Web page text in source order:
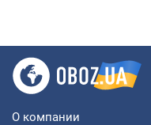
О компании